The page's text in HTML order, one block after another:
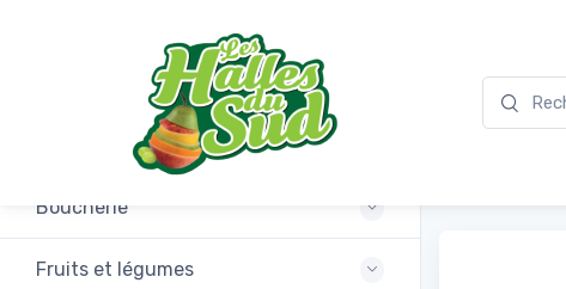
Promotions
Boucherie
Fruits et légumes